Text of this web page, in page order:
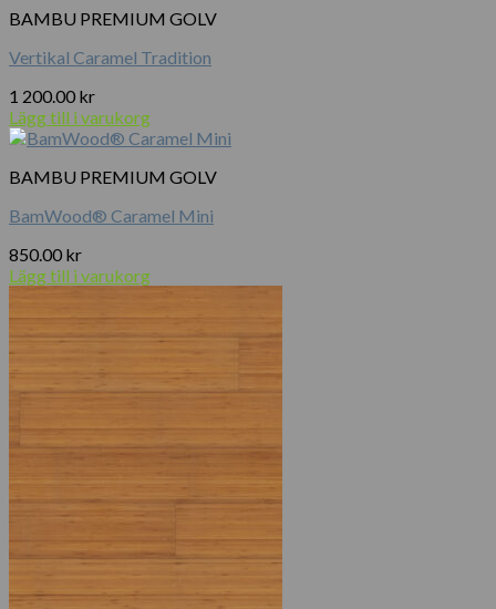
BAMBU PREMIUM GOLV
Vertikal Caramel Tradition
1 200.00 kr
Lägg till i varukorg
BAMBU PREMIUM GOLV
BamWood® Caramel Mini
850.00 kr
Lägg till i varukorg